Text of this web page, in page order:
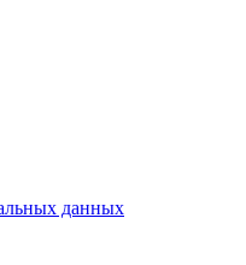
данных